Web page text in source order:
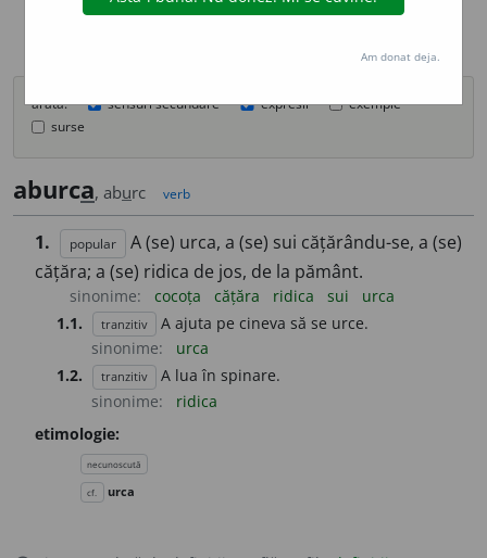
arată: sensuri secundare expresii
exemple
surse
aburca, aburc verb
1. popular
A (se) urca, a (se) sui cățărându-se, a (se)
cățăra; a (se) ridica de jos, de la pământ.
sinonime: cocoța cățăra ridica sui
urca
1.1.
tranzitiv
A ajuta pe cineva să se urce.
sinonime:
urca
1.2.
tranzitiv
A lua în spinare.
sinonime:
ridica
etimologie:
necunoscută
cf. urca
Am donat deja.